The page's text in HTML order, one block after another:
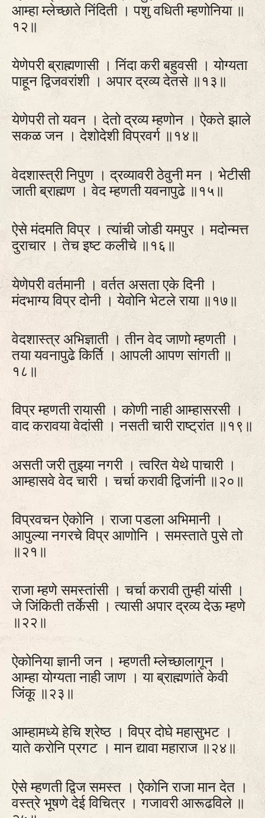
आम्हा म्लेच्छाते निंदिती । पशु वधिती म्हणोनिया ॥
१२॥
येणेपरी ब्राह्मणासी । निंदा करी बहुवसी । योग्यता
पाहून द्विजवरांशी । अपार द्रव्य देतसे ॥१३॥
येणेपरी तो यवन । देतो द्रव्य म्हणोन । ऐकते झाले
सकळ जन । देशोदेशी विप्रवर्ग ॥१४॥
वेदशास्त्री निपुण । द्रव्यावरी ठेवुनी मन । भेटीसी
जाती ब्राह्मण । वेद म्हणती यवनापुढे ॥१५॥
ऐसे मंदमति विप्र । त्यांची जोडी यमपुर । मदोन्मत्त
दुराचार । तेच इष्ट कलीचे ॥१६॥
येणेपरी वर्तमानी । वर्तत असता एके दिनी ।
मंदभाग्य विप्र दोनी । येवोनि भेटले राया ॥१७॥
वेदशास्त्र अभिज्ञाती । तीन वेद जाणो म्हणती ।
तया यवनापुढे किर्ति । आपली आपण सांगती ॥
१८॥
विप्र म्हणती रायासी । कोणी नाही आम्हासरसी ।
वाद करावया वेदांसी । नसती चारी राष्ट्रांत ॥१९॥
असती जरी तुझ्या नगरी । त्वरित येथे पाचारी ।
आम्हासवे वेद चारी । चर्चा करावी द्विजांनी ॥२०॥
विप्रवचन ऐकोनि । राजा पडला अभिमानी ।
आपुल्या नगरचे विप्र आणोनि । समस्ताते पुसे तो
॥२१॥
राजा म्हणे समस्तांसी । चर्चा करावी तुम्ही यांसी ।
जे जिंकिती तर्केसी । त्यासी अपार द्रव्य देऊ म्हणे
॥२२॥
ऐकोनिया ज्ञानी जन । म्हणती म्लेच्छालागून ।
आम्हा योग्यता नाही जाण । या ब्राह्मणांते केवी
जिंकू ॥२३॥
आम्हामध्ये हेचि श्रेष्ठ । विप्र दोघे महासुभट ।
याते करोनि प्रगट । मान द्यावा महाराज ॥२४॥
ऐसे म्हणती द्विज समस्त । ऐकोनि राजा मान देत ।
वस्त्रे भूषणे देई विचित्र । गजावरी आरूढविले ॥